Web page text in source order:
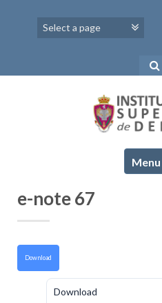
Menu
e-note 67
Download
Download